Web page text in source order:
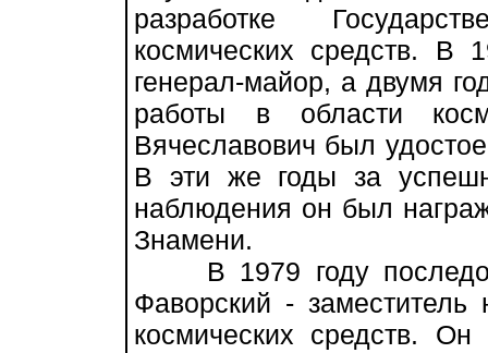
разработке
космических средств. В
генерал-майор, а двумя
работы в области
Вячеславович был
В эти же годы за
наблюдения он был
Знамени.
В 1979 году
Фаворский - заместитель
космических средств. Он